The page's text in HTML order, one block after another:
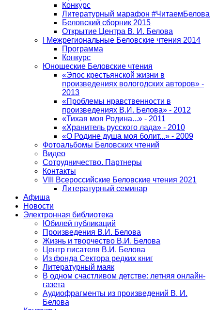
Конкурс
Литературный марафон #ЧитаемБелова
Беловский сборник 2015
Открытие Центра В. И. Белова
I Межрегиональные Беловские чтения 2014
Программа
Конкурс
Юношеские Беловские чтения
«Эпос крестьянской жизни в
произведениях вологодских авторов» -
2013
«Проблемы нравственности в
произведениях В.И. Белова» - 2012
«Тихая моя Родина...» - 2011
«Хранитель русского лада» - 2010
«О Родине душа моя болит...» - 2009
Фотоальбомы Беловских чтений
Видео
Сотрудничество. Партнеры
Контакты
VIII Всероссийские Беловские чтения 2021
Литературный семинар
Афиша
Новости
Электронная библиотека
Юбилей публикаций
Произведения В.И. Белова
Жизнь и творчество В.И. Белова
Центр писателя В.И. Белова
Из фонда Сектора редких книг
Литературный маяк
В одном счастливом детстве: летняя онлайн-
газета
Аудиофрагменты из произведений В. И.
Белова